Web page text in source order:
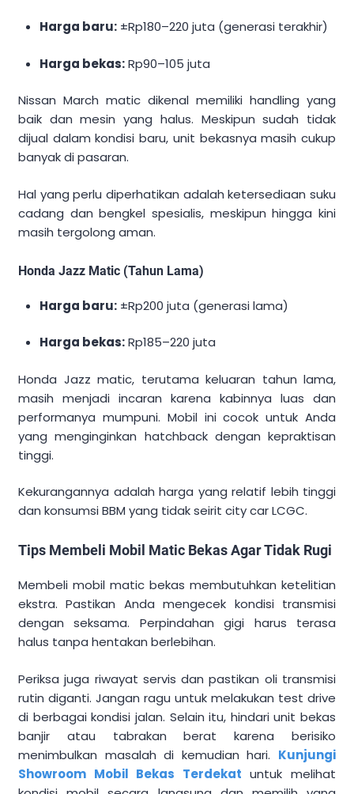
Harga baru: ±Rp180–220 juta (generasi terakhir)
Harga bekas:Rp90–105 juta
Nissan March matic dikenal memiliki handling yang
baik dan mesin yang halus. Meskipun sudah tidak
dijual dalam kondisi baru, unit bekasnya masih cukup
banyak di pasaran.
Hal yang perlu diperhatikan adalah ketersediaan suku
cadang dan bengkel spesialis, meskipun hingga kini
masih tergolong aman.
Honda Jazz Matic (Tahun Lama)
Harga baru: ±Rp200 juta (generasi lama)
Harga bekas:Rp185–220 juta
Honda Jazz matic, terutama keluaran tahun lama,
masih menjadi incaran karena kabinnya luas dan
performanya mumpuni. Mobil ini cocok untuk Anda
yang menginginkan hatchback dengan kepraktisan
tinggi.
Kekurangannya adalah harga yang relatif lebih tinggi
dan konsumsi BBM yang tidak seirit city car LCGC.
Tips Membeli Mobil Matic Bekas Agar Tidak Rugi
Membeli mobil matic bekas membutuhkan ketelitian
ekstra. Pastikan Anda mengecek kondisi transmisi
dengan seksama. Perpindahan gigi harus terasa
halus tanpa hentakan berlebihan.
Periksa juga riwayat servis dan pastikan oli transmisi
rutin diganti. Jangan ragu untuk melakukan test drive
di berbagai kondisi jalan. Selain itu, hindari unit bekas
banjir atau tabrakan berat karena berisiko
menimbulkan masalah di kemudian hari. Kunjungi
Showroom Mobil Bekas Terdekat untuk melihat